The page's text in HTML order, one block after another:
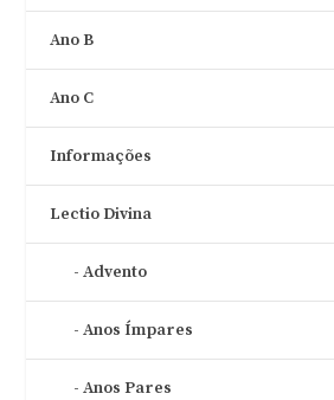
Ano B
Ano C
Informações
Lectio Divina
Advento
Anos Ímpares
Anos Pares